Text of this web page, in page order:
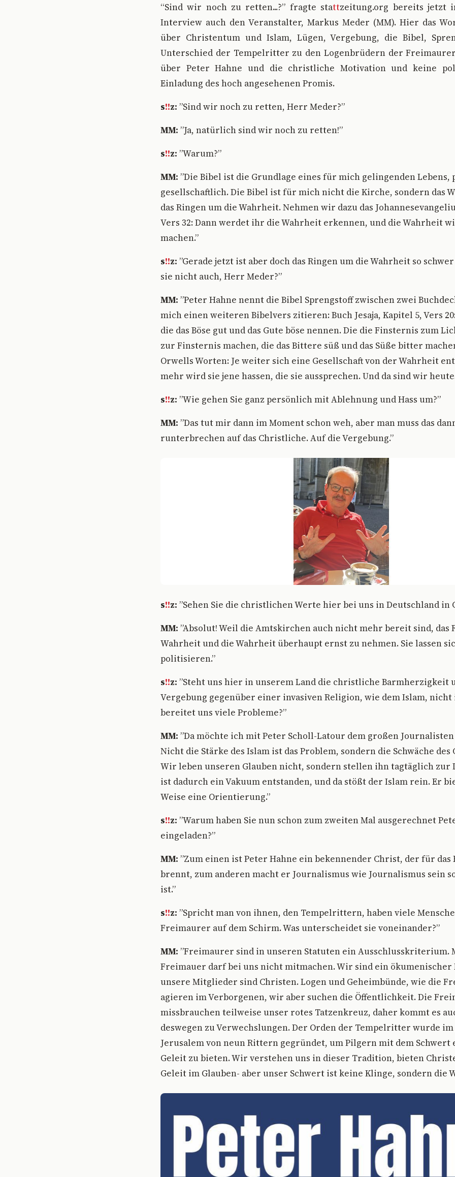
“Sind wir noch zu retten...?” fragte stattzeitung.org bereits jetzt
Interview auch den Veranstalter, Markus Meder (MM). Hier das
über Christentum und Islam, Lügen, Vergebung, die Bibel,
Unterschied der Tempelritter zu den Logenbrüdern der
über Peter Hahne und die christliche Motivation und keine
Einladung des hoch angesehenen Promis.
s!!z: ”Sind wir noch zu retten, Herr Meder?”
MM: ”Ja, natürlich sind wir noch zu retten!”
s!!z: ”Warum?”
MM: ”Die Bibel ist die Grundlage eines für mich gelingenden Lebens,
gesellschaftlich. Die Bibel ist für mich nicht die Kirche, sondern das
das Ringen um die Wahrheit. Nehmen wir dazu das
Vers 32: Dann werdet ihr die Wahrheit erkennen, und die Wahrheit
machen.”
s!!z: ”Gerade jetzt ist aber doch das Ringen um die Wahrheit so
sie nicht auch, Herr Meder?”
MM: ”Peter Hahne nennt die Bibel Sprengstoff zwischen zwei
mich einen weiteren Bibelvers zitieren: Buch Jesaja, Kapitel 5, Vers
die das Böse gut und das Gute böse nennen. Die die Finsternis zum
zur Finsternis machen, die das Bittere süß und das Süße bitter
Orwells Worten: Je weiter sich eine Gesellschaft von der Wahrheit
mehr wird sie jene hassen, die sie aussprechen. Und da sind wir
s!!z: ”Wie gehen Sie ganz persönlich mit Ablehnung und Hass um?”
MM: ”Das tut mir dann im Moment schon weh, aber man muss das
runterbrechen auf das Christliche. Auf die Vergebung.”
s!!z: ”Sehen Sie die christlichen Werte hier bei uns in Deutschland in
MM: ”Absolut! Weil die Amtskirchen auch nicht mehr bereit sind, das
Wahrheit und die Wahrheit überhaupt ernst zu nehmen. Sie lassen
politisieren.”
s!!z: ”Steht uns hier in unserem Land die christliche Barmherzigkeit
Vergebung gegenüber einer invasiven Religion, wie dem Islam, nicht
bereitet uns viele Probleme?”
MM: ”Da möchte ich mit Peter Scholl-Latour dem großen
Nicht die Stärke des Islam ist das Problem, sondern die Schwäche
Wir leben unseren Glauben nicht, sondern stellen ihn tagtäglich zur
ist dadurch ein Vakuum entstanden, und da stößt der Islam rein. Er
Weise eine Orientierung.”
s!!z: ”Warum haben Sie nun schon zum zweiten Mal ausgerechnet
eingeladen?”
MM: ”Zum einen ist Peter Hahne ein bekennender Christ, der für das
brennt, zum anderen macht er Journalismus wie Journalismus sein
ist.”
s!!z: ”Spricht man von ihnen, den Tempelrittern, haben viele
Freimaurer auf dem Schirm. Was unterscheidet sie voneinander?”
MM: ”Freimaurer sind in unseren Statuten ein Ausschlusskriterium.
Freimauer darf bei uns nicht mitmachen. Wir sind ein ökumenischer
unsere Mitglieder sind Christen. Logen und Geheimbünde, wie die
agieren im Verborgenen, wir aber suchen die Öffentlichkeit. Die
missbrauchen teilweise unser rotes Tatzenkreuz, daher kommt es
deswegen zu Verwechslungen. Der Orden der Tempelritter wurde im
Jerusalem von neun Rittern gegründet, um Pilgern mit dem Schwert
Geleit zu bieten. Wir verstehen uns in dieser Tradition, bieten
Geleit im Glauben- aber unser Schwert ist keine Klinge, sondern die